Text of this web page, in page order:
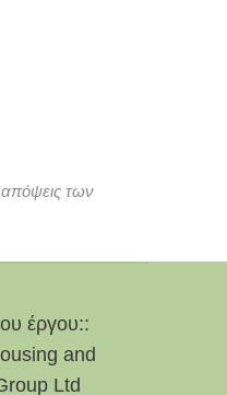
απόψεις των
έργου::
and
Ltd